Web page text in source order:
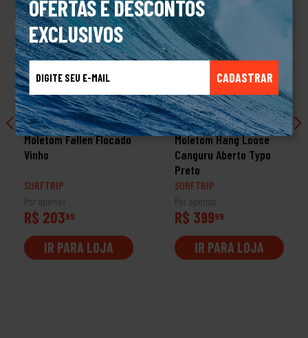
OFERTAS E DESCONTOS
EXCLUSIVOS
CADASTRAR
PROMOÇÃO
Moletom Fallen Flocado
Vinho
SURFTRIP
Por apenas
R$ 20399
IR PARA LOJA
Moletom Hang Loose
Canguru Aberto Typo
Preto
SURFTRIP
Por apenas
R$ 39999
IR PARA LOJA